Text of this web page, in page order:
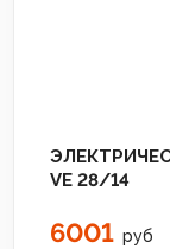
VE 28/14
6001 руб